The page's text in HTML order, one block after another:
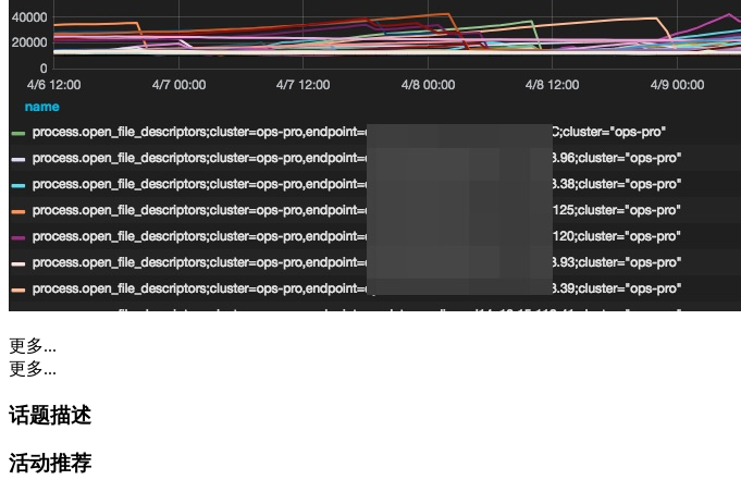
更多...
更多...
话题描述
活动推荐